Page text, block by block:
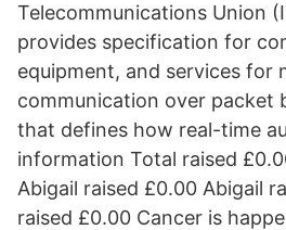
Telecommunications Union
provides specification for
equipment, and services for
communication over packet
that defines how real-time
information Total raised
Abigail raised £0.00 Abigail
raised £0.00 Cancer is